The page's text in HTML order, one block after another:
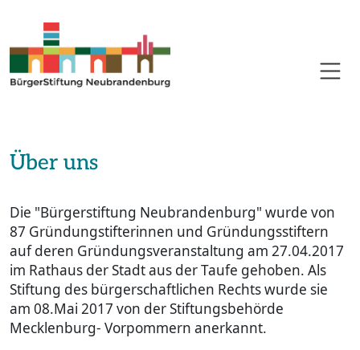
Über uns
Die "Bürgerstiftung Neubrandenburg" wurde von
87 Gründungstifterinnen und Gründungsstiftern
auf deren Gründungsveranstaltung am 27.04.2017
im Rathaus der Stadt aus der Taufe gehoben. Als
Stiftung des bürgerschaftlichen Rechts wurde sie
am 08.Mai 2017 von der Stiftungsbehörde
Mecklenburg- Vorpommern anerkannt.